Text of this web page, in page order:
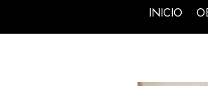
INICIO